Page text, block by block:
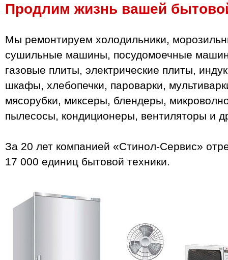
Продлим жизнь вашей
Мы ремонтируем холодильники,
сушильные машины, посудомоечные
газовые плиты, электрические плиты,
шкафы, хлебопечки, пароварки,
мясорубки, миксеры, блендеры,
пылесосы, кондиционеры, вентиляторы и
За 20 лет компанией «Стинол-Сервис»
17 000 единиц бытовой техники.